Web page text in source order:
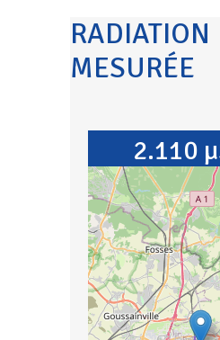
RADIATION
MESURÉE
2.110